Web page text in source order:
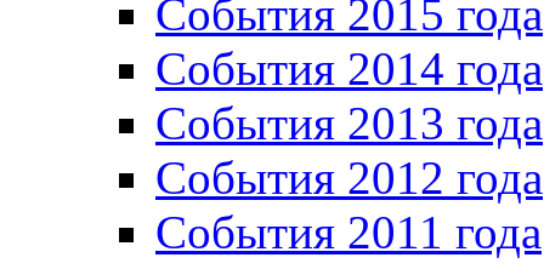
События 2015 года
События 2014 года
События 2013 года
События 2012 года
События 2011 года